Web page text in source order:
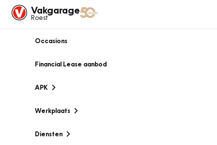
Vakgarage
Roest
Occasions
Financial Lease aanbod
APK
Werkplaats
Diensten